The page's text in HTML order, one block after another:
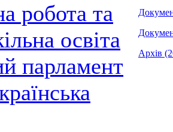
робота та
освіта
парламент
Архів